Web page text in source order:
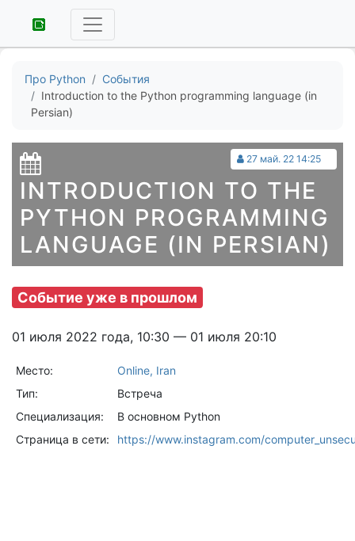
Про Python
События
Introduction to the Python programming language (in
Persian)
27 май. 22 14:25
INTRODUCTION TO THE
PYTHON PROGRAMMING
LANGUAGE (IN PERSIAN)
Событие уже в прошлом
01 июля 2022 года, 10:30 — 01 июля 20:10
Место:
Online, Iran
Тип:
Встреча
Специализация:
В основном Python
Страница в сети:
https://www.instagram.com/